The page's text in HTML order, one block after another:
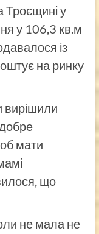
Троєщині у
у 106,3 кв.м
із
на ринку
вирішили
мати
що
не мала не